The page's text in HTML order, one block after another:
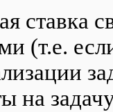
ставка
(т.е.
на